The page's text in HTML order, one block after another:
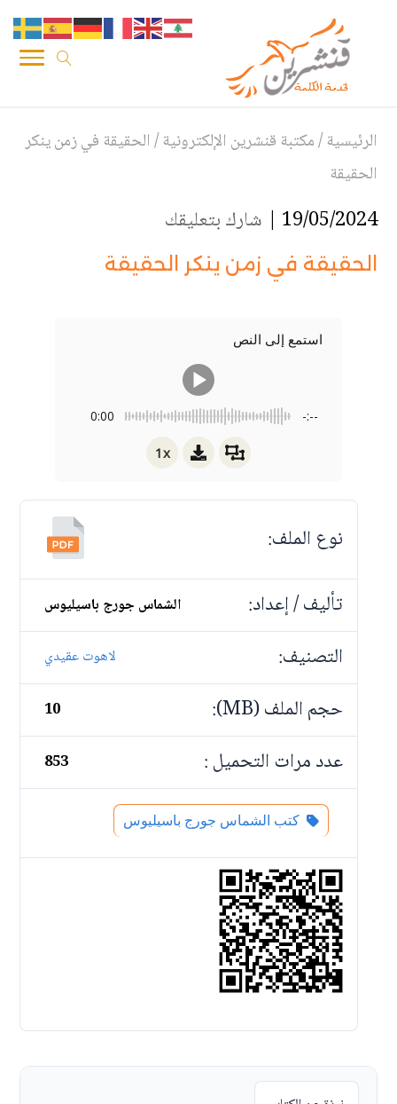
الرئيسية/مكتبة قنشرين الإلكترونية/الحقيقة في زمن ينكر
الحقيقة
19/05/2024 | شارك بتعليقك
الحقيقة في زمن ينكر الحقيقة
استمع إلى النص
0:00 -:--
1x
نوع الملف:
تأليف / إعداد:
الشماس جورج باسيليوس
التصنيف: لاهوت عقيدي
حجم الملف (MB): 10
عدد مرات التحميل : 853
كتب الشماس جورج باسيليوس